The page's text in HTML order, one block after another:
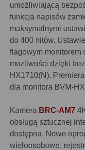
umożliwiającą
funkcja napisów
maksymalnymi
do 400 nitów.
flagowym monitorem
możliwości dzięki
HX1710(N).
dla monitora BVM-
Kamera BRC-AM7
obsługą sztucznej
dostępna. Nowe
wieloosobowe,